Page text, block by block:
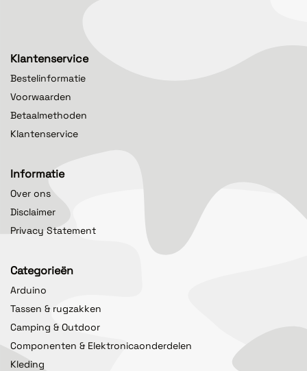
Klantenservice
Bestelinformatie
Voorwaarden
Betaalmethoden
Klantenservice
Informatie
Over ons
Disclaimer
Privacy Statement
Categorieën
Arduino
Tassen & rugzakken
Camping & Outdoor
Componenten & Elektronicaonderdelen
Kleding